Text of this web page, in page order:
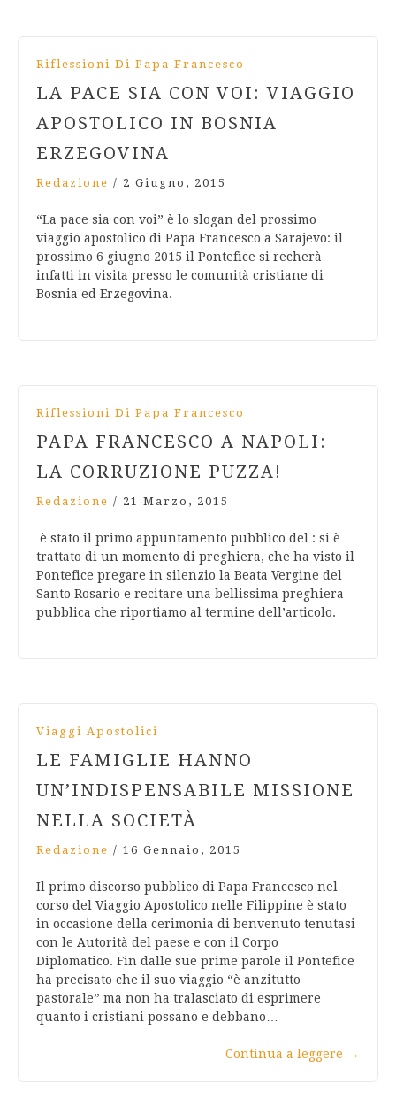
Riflessioni Di Papa Francesco
LA PACE SIA CON VOI: VIAGGIO
APOSTOLICO IN BOSNIA
ERZEGOVINA
Redazione / 2 Giugno, 2015
“La pace sia con voi” è lo slogan del prossimo
viaggio apostolico di Papa Francesco a Sarajevo: il
prossimo 6 giugno 2015 il Pontefice si recherà
infatti in visita presso le comunità cristiane di
Bosnia ed Erzegovina.
Riflessioni Di Papa Francesco
PAPA FRANCESCO A NAPOLI:
LA CORRUZIONE PUZZA!
Redazione / 21 Marzo, 2015
è stato il primo appuntamento pubblico del : si è
trattato di un momento di preghiera, che ha visto il
Pontefice pregare in silenzio la Beata Vergine del
Santo Rosario e recitare una bellissima preghiera
pubblica che riportiamo al termine dell’articolo.
Viaggi Apostolici
LE FAMIGLIE HANNO
UN’INDISPENSABILE MISSIONE
NELLA SOCIETÀ
Redazione / 16 Gennaio, 2015
Il primo discorso pubblico di Papa Francesco nel
corso del Viaggio Apostolico nelle Filippine è stato
in occasione della cerimonia di benvenuto tenutasi
con le Autorità del paese e con il Corpo
Diplomatico. Fin dalle sue prime parole il Pontefice
ha precisato che il suo viaggio “è anzitutto
pastorale” ma non ha tralasciato di esprimere
quanto i cristiani possano e debbano…
Continua a leggere →